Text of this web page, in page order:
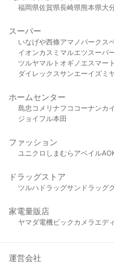
福岡県佐賀県長崎県熊本県大
スーパー
いなげや西條アマノパークス
イオンカスミ マルエツスーパ
ツルヤマルト オギノ エスマート
ダイレックスサンエーイズミ
ホームセンター
島忠 コメリ ナフコ コーナンカ
ジョイフル本田
ファッション
ユニクロ しまむら アベイル
ドラッグストア
ツルハドラッグサンドラッグ
家電量販店
ヤマダ電機ビックカメラ エデ
運営会社